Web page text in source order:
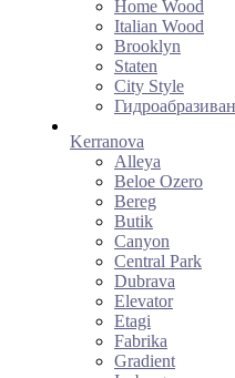
Home Wood
Italian Wood
Brooklyn
Staten
City Style
Kerranova
Alleya
Beloe Ozero
Bereg
Butik
Canyon
Central Park
Dubrava
Elevator
Etagi
Fabrika
Gradient